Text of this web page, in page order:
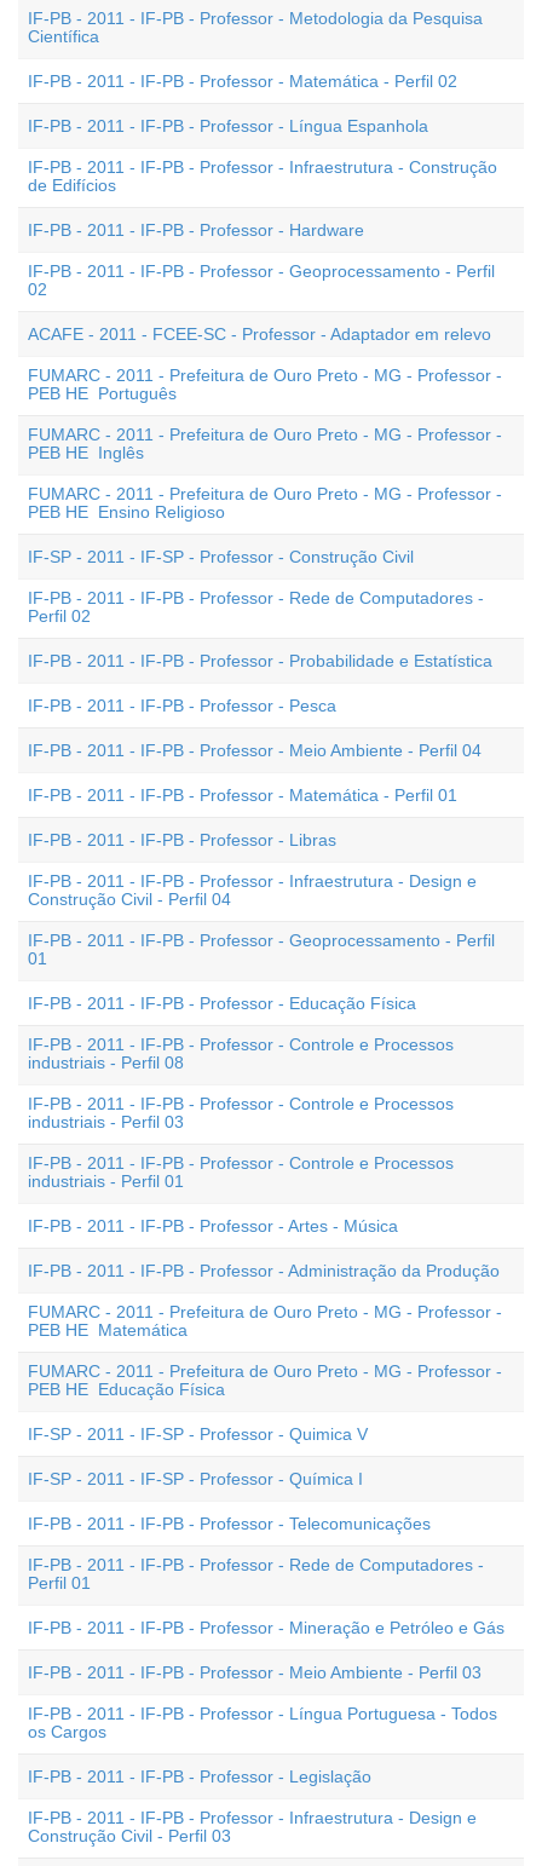
IF-PB - 2011 - IF-PB - Professor - Metodologia da Pesquisa
Científica
IF-PB - 2011 - IF-PB - Professor - Matemática - Perfil 02
IF-PB - 2011 - IF-PB - Professor - Língua Espanhola
IF-PB - 2011 - IF-PB - Professor - Infraestrutura - Construção
de Edifícios
IF-PB - 2011 - IF-PB - Professor - Hardware
IF-PB - 2011 - IF-PB - Professor - Geoprocessamento - Perfil
02
ACAFE - 2011 - FCEE-SC - Professor - Adaptador em relevo
FUMARC - 2011 - Prefeitura de Ouro Preto - MG - Professor -
PEB HE  Português
FUMARC - 2011 - Prefeitura de Ouro Preto - MG - Professor -
PEB HE  Inglês
FUMARC - 2011 - Prefeitura de Ouro Preto - MG - Professor -
PEB HE  Ensino Religioso
IF-SP - 2011 - IF-SP - Professor - Construção Civil
IF-PB - 2011 - IF-PB - Professor - Rede de Computadores -
Perfil 02
IF-PB - 2011 - IF-PB - Professor - Probabilidade e Estatística
IF-PB - 2011 - IF-PB - Professor - Pesca
IF-PB - 2011 - IF-PB - Professor - Meio Ambiente - Perfil 04
IF-PB - 2011 - IF-PB - Professor - Matemática - Perfil 01
IF-PB - 2011 - IF-PB - Professor - Libras
IF-PB - 2011 - IF-PB - Professor - Infraestrutura - Design e
Construção Civil - Perfil 04
IF-PB - 2011 - IF-PB - Professor - Geoprocessamento - Perfil
01
IF-PB - 2011 - IF-PB - Professor - Educação Física
IF-PB - 2011 - IF-PB - Professor - Controle e Processos
industriais - Perfil 08
IF-PB - 2011 - IF-PB - Professor - Controle e Processos
industriais - Perfil 03
IF-PB - 2011 - IF-PB - Professor - Controle e Processos
industriais - Perfil 01
IF-PB - 2011 - IF-PB - Professor - Artes - Música
IF-PB - 2011 - IF-PB - Professor - Administração da Produção
FUMARC - 2011 - Prefeitura de Ouro Preto - MG - Professor -
PEB HE  Matemática
FUMARC - 2011 - Prefeitura de Ouro Preto - MG - Professor -
PEB HE  Educação Física
IF-SP - 2011 - IF-SP - Professor - Quimica V
IF-SP - 2011 - IF-SP - Professor - Química I
IF-PB - 2011 - IF-PB - Professor - Telecomunicações
IF-PB - 2011 - IF-PB - Professor - Rede de Computadores -
Perfil 01
IF-PB - 2011 - IF-PB - Professor - Mineração e Petróleo e Gás
IF-PB - 2011 - IF-PB - Professor - Meio Ambiente - Perfil 03
IF-PB - 2011 - IF-PB - Professor - Língua Portuguesa - Todos
os Cargos
IF-PB - 2011 - IF-PB - Professor - Legislação
IF-PB - 2011 - IF-PB - Professor - Infraestrutura - Design e
Construção Civil - Perfil 03